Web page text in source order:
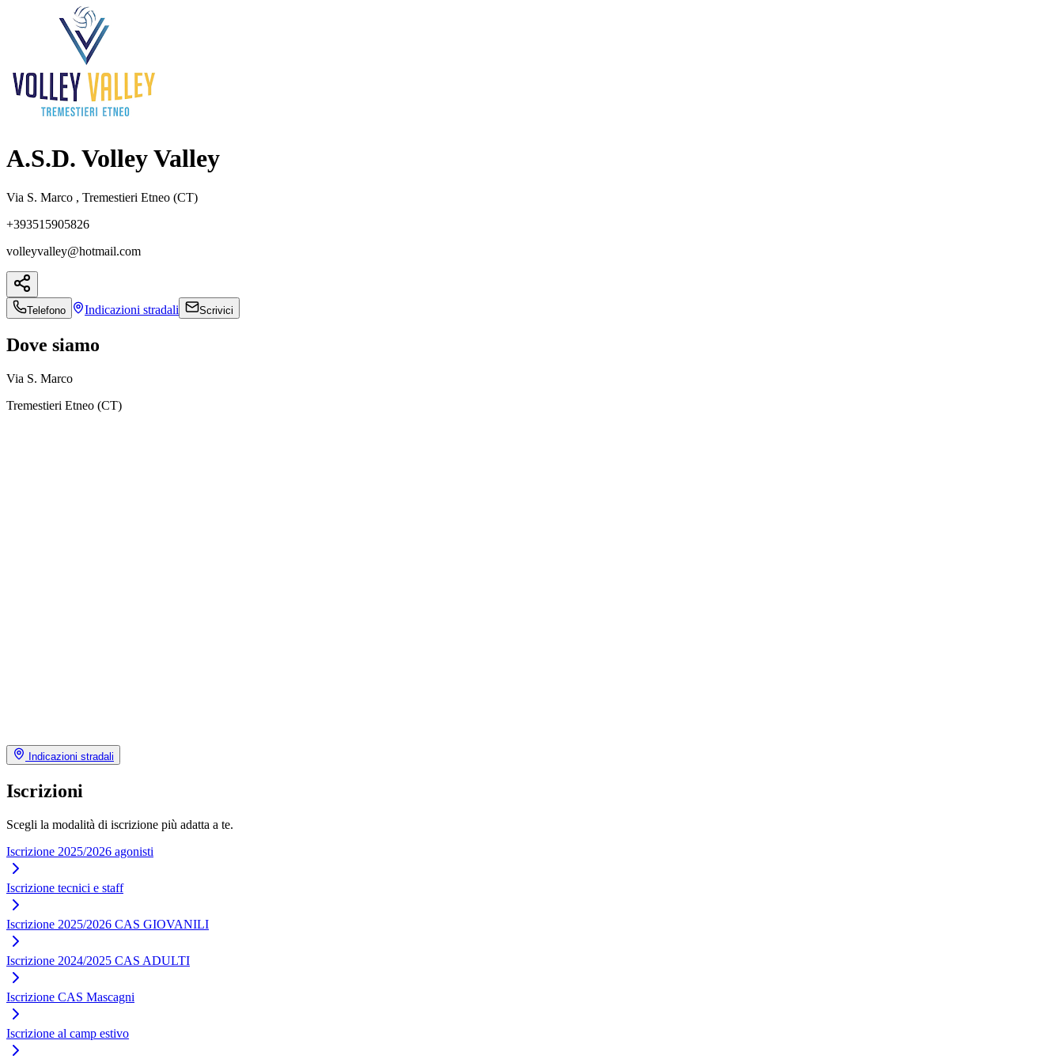
A.S.D. Volley Valley
Via S. Marco , Tremestieri Etneo (CT)
+393515905826
volleyvalley@hotmail.com
Telefono Indicazioni stradali Scrivici
Dove siamo
Via S. Marco
Tremestieri Etneo (CT)
Indicazioni stradali
Iscrizioni
Scegli la modalità di iscrizione più adatta a te.
Iscrizione 2025/2026 agonisti
Iscrizione tecnici e staff
Iscrizione 2025/2026 CAS GIOVANILI
Iscrizione 2024/2025 CAS ADULTI
Iscrizione CAS Mascagni
Iscrizione al camp estivo